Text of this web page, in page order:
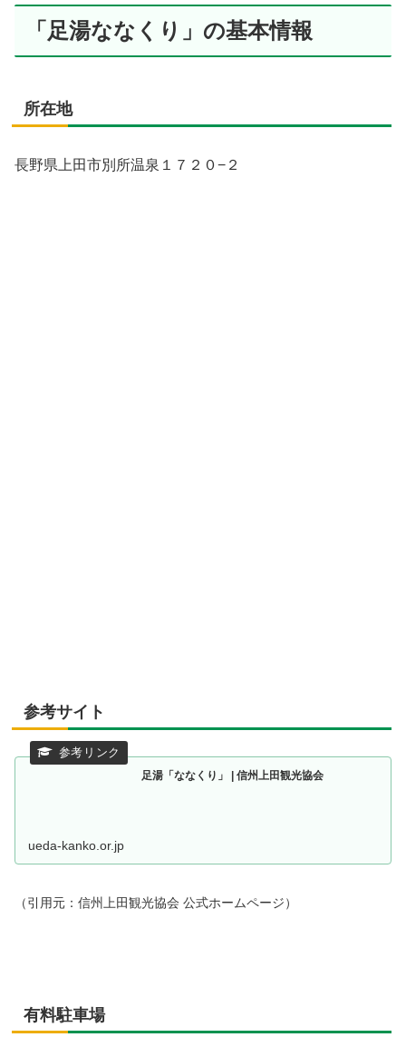
「足湯ななくり」の基本情報
所在地
長野県上田市別所温泉１７２０−２
参考サイト
足湯「ななくり」 | 信州上田観光協会
ueda-kanko.or.jp
（引用元：信州上田観光協会 公式ホームページ）
有料駐車場